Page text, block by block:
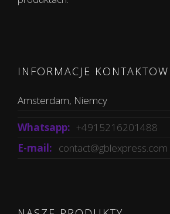
INFORMACJE
Amsterdam, Niemcy
Whatsapp: +4915216201488
E-mail: contact@gblexpress.com